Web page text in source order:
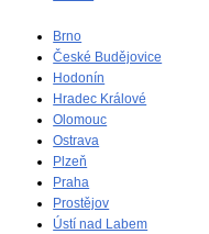
Brno
České Budějovice
Hodonín
Hradec Králové
Olomouc
Ostrava
Plzeň
Praha
Prostějov
Ústí nad Labem